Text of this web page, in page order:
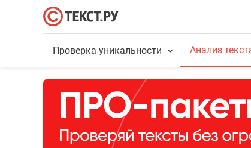
Проверка уникальности Анализ